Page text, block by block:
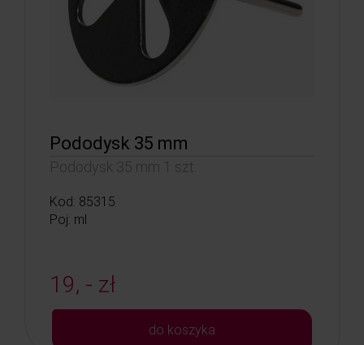
Pododysk 35 mm
Pododysk 35 mm 1 szt.
Kod: 85315
Poj: ml
19, - zł
do koszyka